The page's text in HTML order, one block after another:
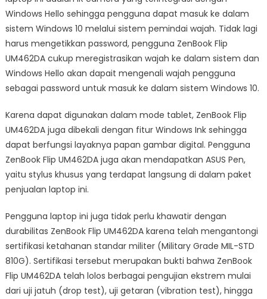
Windows Hello sehingga pengguna dapat masuk ke dalam
sistem Windows 10 melalui sistem pemindai wajah. Tidak lagi
harus mengetikkan password, pengguna ZenBook Flip
UM462DA cukup meregistrasikan wajah ke dalam sistem dan
Windows Hello akan dapait mengenali wajah pengguna
sebagai password untuk masuk ke dalam sistem Windows 10.
Karena dapat digunakan dalam mode tablet, ZenBook Flip
UM462DA juga dibekali dengan fitur Windows Ink sehingga
dapat berfungsi layaknya papan gambar digital. Pengguna
ZenBook Flip UM462DA juga akan mendapatkan ASUS Pen,
yaitu stylus khusus yang terdapat langsung di dalam paket
penjualan laptop ini.
Pengguna laptop ini juga tidak perlu khawatir dengan
durabilitas ZenBook Flip UM462DA karena telah mengantongi
sertifikasi ketahanan standar militer (Military Grade MIL-STD
810G). Sertifikasi tersebut merupakan bukti bahwa ZenBook
Flip UM462DA telah lolos berbagai pengujian ekstrem mulai
dari uji jatuh (drop test), uji getaran (vibration test), hingga